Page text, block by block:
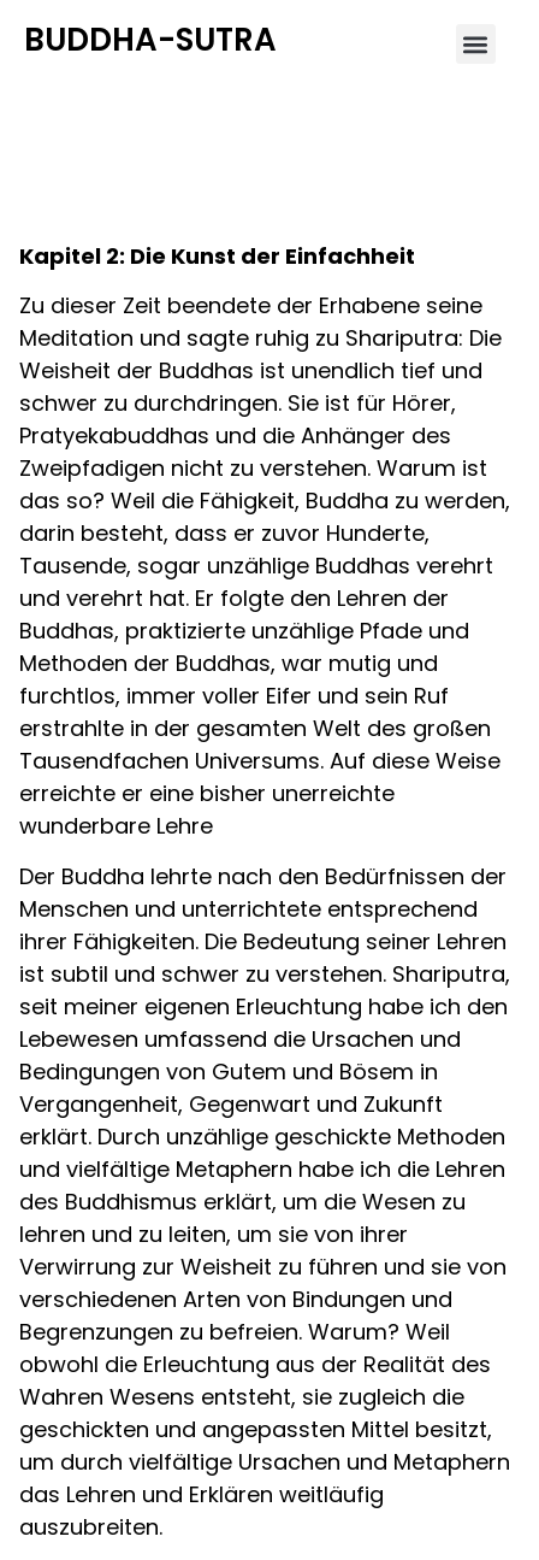
BUDDHA-SUTRA
Kapitel 2: Die Kunst der Einfachheit
Zu dieser Zeit beendete der Erhabene seine
Meditation und sagte ruhig zu Shariputra: Die
Weisheit der Buddhas ist unendlich tief und
schwer zu durchdringen. Sie ist für Hörer,
Pratyekabuddhas und die Anhänger des
Zweipfadigen nicht zu verstehen. Warum ist
das so? Weil die Fähigkeit, Buddha zu werden,
darin besteht, dass er zuvor Hunderte,
Tausende, sogar unzählige Buddhas verehrt
und verehrt hat. Er folgte den Lehren der
Buddhas, praktizierte unzählige Pfade und
Methoden der Buddhas, war mutig und
furchtlos, immer voller Eifer und sein Ruf
erstrahlte in der gesamten Welt des großen
Tausendfachen Universums. Auf diese Weise
erreichte er eine bisher unerreichte
wunderbare Lehre
Der Buddha lehrte nach den Bedürfnissen der
Menschen und unterrichtete entsprechend
ihrer Fähigkeiten. Die Bedeutung seiner Lehren
ist subtil und schwer zu verstehen. Shariputra,
seit meiner eigenen Erleuchtung habe ich den
Lebewesen umfassend die Ursachen und
Bedingungen von Gutem und Bösem in
Vergangenheit, Gegenwart und Zukunft
erklärt. Durch unzählige geschickte Methoden
und vielfältige Metaphern habe ich die Lehren
des Buddhismus erklärt, um die Wesen zu
lehren und zu leiten, um sie von ihrer
Verwirrung zur Weisheit zu führen und sie von
verschiedenen Arten von Bindungen und
Begrenzungen zu befreien. Warum? Weil
obwohl die Erleuchtung aus der Realität des
Wahren Wesens entsteht, sie zugleich die
geschickten und angepassten Mittel besitzt,
um durch vielfältige Ursachen und Metaphern
das Lehren und Erklären weitläufig
auszubreiten.